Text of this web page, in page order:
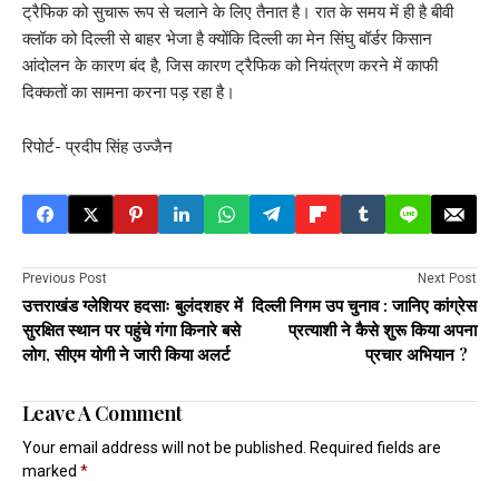
ट्रैफिक को सुचारू रूप से चलाने के लिए तैनात है। रात के समय में ही है बीवी
क्लॉक को दिल्ली से बाहर भेजा है क्योंकि दिल्ली का मेन सिंघु बॉर्डर किसान
आंदोलन के कारण बंद है, जिस कारण ट्रैफिक को नियंत्रण करने में काफी
दिक्कतों का सामना करना पड़ रहा है।
रिपोर्ट- प्रदीप सिंह उज्जैन
Previous Post
उत्तराखंड ग्लेशियर हदसाः बुलंदशहर में
सुरक्षित स्थान पर पहुंचे गंगा किनारे बसे
लोग, सीएम योगी ने जारी किया अलर्ट
Next Post
दिल्ली निगम उप चुनाव : जानिए कांग्रेस
प्रत्याशी ने कैसे शुरू किया अपना
प्रचार अभियान ?
Leave A Comment
Your email address will not be published.
Required fields are
marked *